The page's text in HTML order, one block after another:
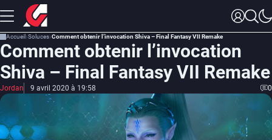
Accueil Soluces Comment obtenir l’invocation Shiva – Final Fantasy VII Remake
Comment obtenir l’invocation
Shiva – Final Fantasy VII Remake
Jordan 9 avril 2020 à 19:58 0